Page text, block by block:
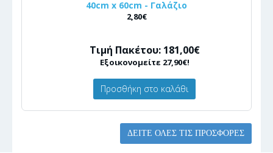
40cm x 60cm - Γαλάζιο
2,80€
Τιμή Πακέτου: 181,00€
Εξοικονομείτε 27,90€!
Προσθήκη στο καλάθι
ΔΕΊΤΕ ΌΛΕΣ ΤΙΣ ΠΡΟΣΦΟΡΈΣ